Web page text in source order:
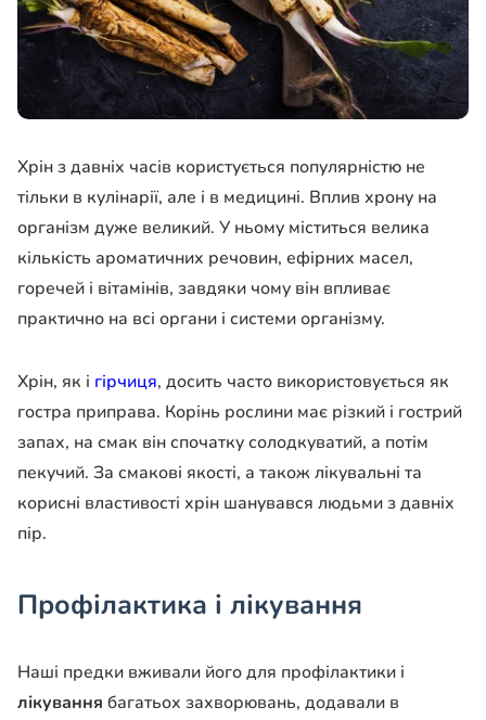
Хрін з давніх часів користується популярністю не
тільки в кулінарії, але і в медицині. Вплив хрону на
організм дуже великий. У ньому міститься велика
кількість ароматичних речовин, ефірних масел,
горечей і вітамінів, завдяки чому він впливає
практично на всі органи і системи організму.
Хрін, як і гірчиця, досить часто використовується як
гостра приправа. Корінь рослини має різкий і гострий
запах, на смак він спочатку солодкуватий, а потім
пекучий. За смакові якості, а також лікувальні та
корисні властивості хрін шанувався людьми з давніх
пір.
Профілактика і лікування
Наші предки вживали його для профілактики і
лікування багатьох захворювань, додавали в